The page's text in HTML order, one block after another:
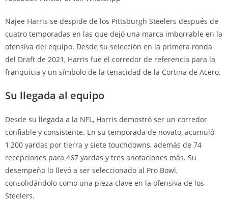
Najee Harris se despide de los Pittsburgh Steelers después de
cuatro temporadas en las que dejó una marca imborrable en la
ofensiva del equipo. Desde su selección en la primera ronda
del Draft de 2021, Harris fue el corredor de referencia para la
franquicia y un símbolo de la tenacidad de la Cortina de Acero.
Su llegada al equipo
Desde su llegada a la NFL, Harris demostró ser un corredor
confiable y consistente. En su temporada de novato, acumuló
1,200 yardas por tierra y siete touchdowns, además de 74
recepciones para 467 yardas y tres anotaciones más. Su
desempeño lo llevó a ser seleccionado al Pro Bowl,
consolidándolo como una pieza clave en la ofensiva de los
Steelers.